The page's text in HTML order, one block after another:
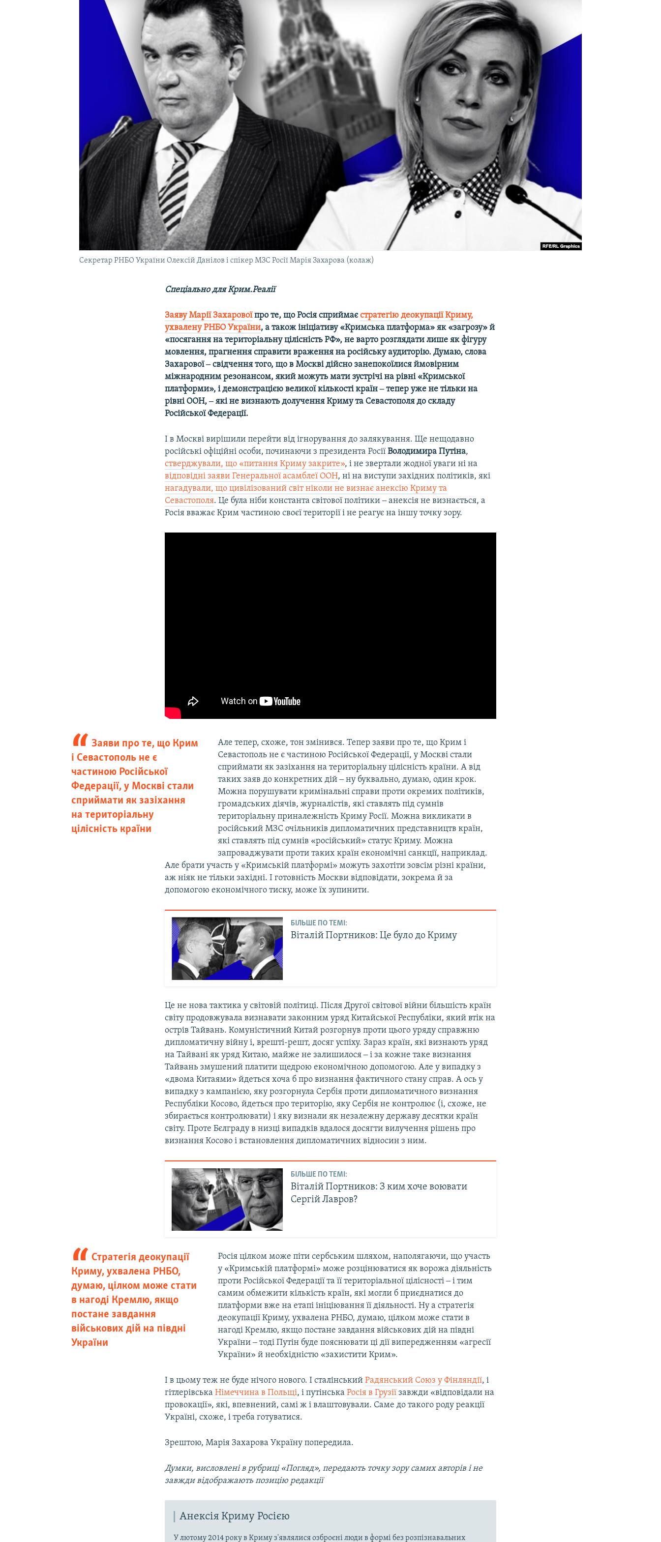
Секретар РНБО України Олексій Данілов і спікер МЗС Росії Марія Захарова (колаж)
Спеціально для Крим.Реалії
Заяву Марії Захаровоїпро те, що Росія сприймаєстратегію деокупації Криму,
ухвалену РНБО України, а також ініціативу «Кримська платформа» як «загрозу» й
«посягання на територіальну цілісність РФ», не варто розглядати лише як фігуру
мовлення, прагнення справити враження на російську аудиторію. Думаю, слова
Захарової ‒ свідчення того, що в Москві дійсно занепокоїлися ймовірним
міжнародним резонансом, який можуть мати зустрічі на рівні «Кримської
платформи», і демонстрацією великої кількості країн ‒ тепер уже не тільки на
рівні ООН, ‒ які не визнають долучення Криму та Севастополя до складу
Російської Федерації.
І в Москві вирішили перейти від ігнорування до залякування. Ще нещодавно
російські офіційні особи, починаючи з президента РосіїВолодимира Путіна,
стверджували, що «питання Криму закрите», і не звертали жодної уваги ні на
відповідні заяви Генеральної асамблеї ООН, ні на виступи західних політиків, які
нагадували, що цивілізований світ ніколи не визнає анексію Криму та
Севастополя. Це була ніби константа світової політики ‒ анексія не визнається, а
Росія вважає Крим частиною своєї території і не реагує на іншу точку зору.
Заяви про те, що Крим
і Севастополь не є
частиною Російської
Федерації, у Москві стали
сприймати як зазіхання
на територіальну
цілісність країни
Але тепер, схоже, тон змінився. Тепер заяви про те, що Крим і
Севастополь не є частиною Російської Федерації, у Москві стали
сприймати як зазіхання на територіальну цілісність країни. А від
таких заяв до конкретних дій ‒ ну буквально, думаю, один крок.
Можна порушувати кримінальні справи проти окремих політиків,
громадських діячів, журналістів, які ставлять під сумнів
територіальну приналежність Криму Росії. Можна викликати в
російський МЗС очільників дипломатичних представництв країн,
які ставлять під сумнів «російський» статус Криму. Можна
запроваджувати проти таких країн економічні санкції, наприклад.
Але брати участь у «Кримській платформі» можуть захотіти зовсім різні країни,
аж ніяк не тільки західні. І готовність Москви відповідати, зокрема й за
допомогою економічного тиску, може їх зупинити.
БІЛЬШЕ ПО ТЕМІ:
Віталій Портников: Це було до Криму
Це не нова тактика у світовій політиці. Після Другої світової війни більшість країн
світу продовжувала визнавати законним уряд Китайської Республіки, який втік на
острів Тайвань. Комуністичний Китай розгорнув проти цього уряду справжню
дипломатичну війну і, врешті-решт, досяг успіху. Зараз країн, які визнають уряд
на Тайвані як уряд Китаю, майже не залишилося ‒ і за кожне таке визнання
Тайвань змушений платити щедрою економічною допомогою. Але у випадку з
«двома Китаями» йдеться хоча б про визнання фактичного стану справ. А ось у
випадку з кампанією, яку розгорнула Сербія проти дипломатичного визнання
Республіки Косово, йдеться про територію, яку Сербія не контролює (і, схоже, не
збирається контролювати) і яку визнали як незалежну державу десятки країн
світу. Проте Бєлграду в низці випадків вдалося досягти вилучення рішень про
визнання Косово і встановлення дипломатичних відносин з ним.
БІЛЬШЕ ПО ТЕМІ:
Віталій Портников: З ким хоче воювати
Сергій Лавров?
Стратегія деокупації
Криму, ухвалена РНБО,
думаю, цілком може стати
в нагоді Кремлю, якщо
постане завдання
військових дій на півдні
України
Росія цілком може піти сербським шляхом, наполягаючи, що участь
у «Кримській платформі» може розцінюватися як ворожа діяльність
проти Російської Федерації та її територіальної цілісності ‒ і тим
самим обмежити кількість країн, які могли б приєднатися до
платформи вже на етапі ініціювання її діяльності. Ну а стратегія
деокупації Криму, ухвалена РНБО, думаю, цілком може стати в
нагоді Кремлю, якщо постане завдання військових дій на півдні
України ‒ тоді Путін буде пояснювати ці дії випередженням «агресії
України» й необхідністю «захистити Крим».
І в цьому теж не буде нічого нового. І сталінськийРадянський Союз у Фінляндії, і
гітлерівськаНімеччина в Польщі, і путінськаРосія в Грузії завжди «відповідали на
провокації», які, впевнений, самі ж і влаштовували. Саме до такого роду реакції
Україні, схоже, і треба готуватися.
Зрештою, Марія Захарова Україну попередила.
Думки, висловлені в рубриці «Погляд», передають точку зору самих авторів і не
завжди відображають позицію редакції
Анексія Криму Росією
У лютому 2014 року в Криму з'являлися озброєні люди в формі без розпізнавальних